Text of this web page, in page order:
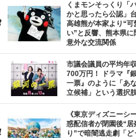
くまモンそっくり「
かと思ったら公認」
高雄熊が本家より“可
い”と反響、熊本県に
意外な交流関係
市議会議員の平均年
700万円！ ドラマ『
一票』のように「あ
立候補」という選択
《東京ディズニーシ
惑配信者が閉園後“居
り”で暗闇逃走劇「ど